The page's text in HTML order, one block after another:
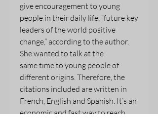
give encouragement to young
people in their daily life, “future key
leaders of the world positive
change,” according to the author.
She wanted to talk at the
same time to young people of
different origins. Therefore, the
citations included are written in
French, English and Spanish. It’s an
economic and fast way to reach